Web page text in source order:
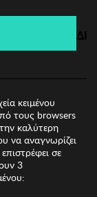
δευτ.
κειμένου
τους browsers
καλύτερη
να αναγνωρίζει
σε
3